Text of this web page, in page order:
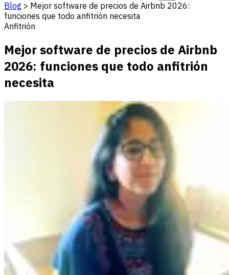
Blog > Mejor software de precios de Airbnb 2026:
funciones que todo anfitrión necesita
Anfitrión
Mejor software de precios de Airbnb
2026: funciones que todo anfitrión
necesita